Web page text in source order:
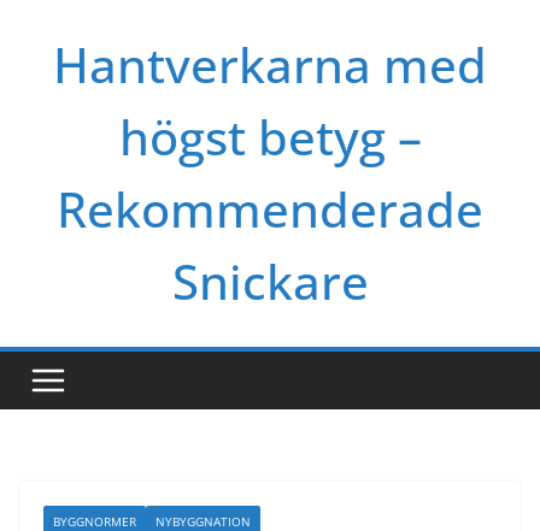
contentHantverkarna med
högst betyg –
Rekommenderade
Snickare
BYGGNORMER NYBYGGNATION